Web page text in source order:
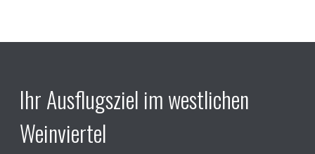
Ihr Ausflugsziel im westlichen
Weinviertel